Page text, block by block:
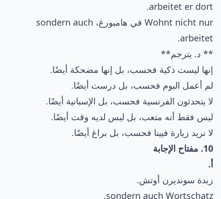
arbeitet er dort.
Wohnt nicht nur في هامبورغ، sondern auch
arbeitet.
** د. يترجم**
إنها ليست ذكية فحسب، بل إنها مضحكة أيضًا.
لم أعمل اليوم فحسب، بل درست أيضًا.
لا يتحدثون الفرنسية فحسب، بل الإسبانية أيضًا.
ليس فقط أنه متعب، بل ليس لديه وقت أيضًا.
لا نريد زيارة فيينا فحسب، بل براغ أيضًا.
10. مفتاح الإجابة
أ.
زبدة سونديرن أوتش.
sondern auch Wortschatz.